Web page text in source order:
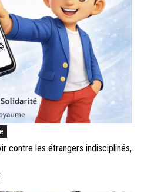
contre les étrangers indisciplinés,